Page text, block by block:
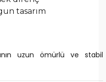
tasarım
uzun ömürlü ve stabil